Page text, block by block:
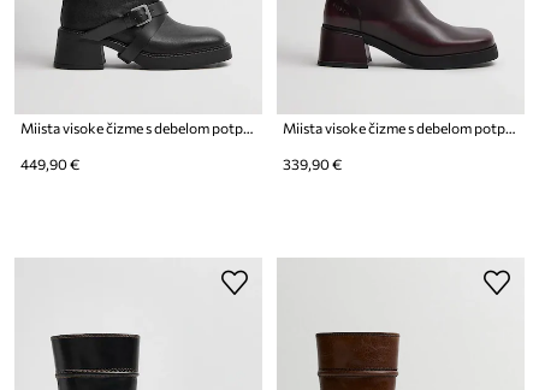
Miista visoke čizme s debelom potpeticom za žene od kože Katarzyna
449,90 €
Miista visoke čizme s debelom potpeticom za žene od kože Brunildha
339,90 €